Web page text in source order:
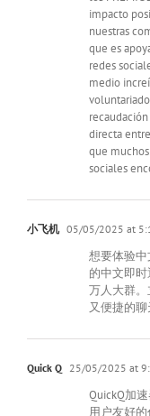
impacto
nuestras
que es
redes
medio
directa
que
sociales
小飞机 05/05/2025 at
想要体验中
的中文即
万人大群。
又便捷的
Quick Q 25/05/2025 at
QuickQ加
用户友好